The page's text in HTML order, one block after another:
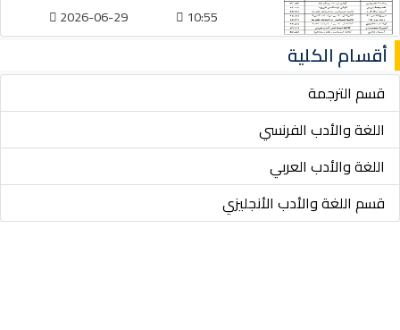
10:55
2026-06-29
أقسام الكلية
قسم الترجمة
اللغة والأدب الفرنسي
اللغة والأدب العربي
قسم اللغة والأدب الأنجليزي